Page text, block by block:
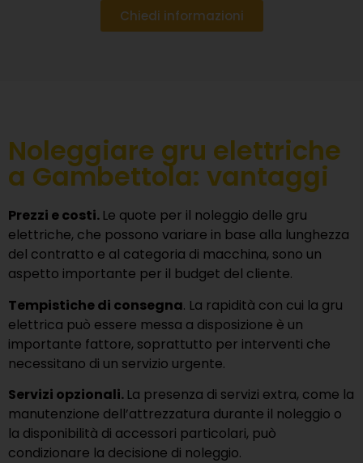
Chiedi informazioni
Noleggiare gru elettriche
a Gambettola: vantaggi
Prezzi e costi. Le quote per il noleggio delle gru
elettriche, che possono variare in base alla lunghezza
del contratto e al categoria di macchina, sono un
aspetto importante per il budget del cliente.
Tempistiche di consegna. La rapidità con cui la gru
elettrica può essere messa a disposizione è un
importante fattore, soprattutto per interventi che
necessitano di un servizio urgente.
Servizi opzionali. La presenza di servizi extra, come la
manutenzione dell’attrezzatura durante il noleggio o
la disponibilità di accessori particolari, può
condizionare la decisione di noleggio.